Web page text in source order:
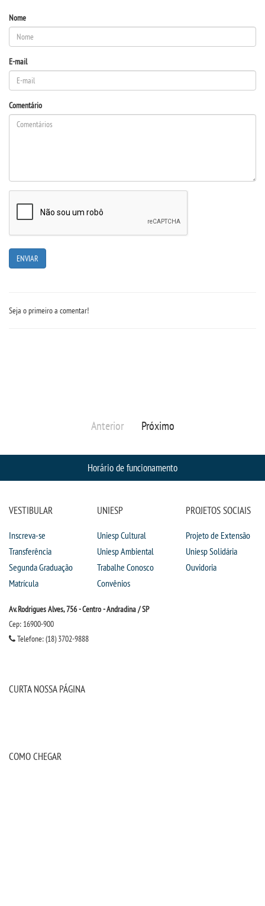
PORTAL DE PROFESSORES/ACADÊMICO
UNIESP
OUVIDORIA
Nome
E-mail
Comentário
Seja o primeiro a comentar!
Anterior Próximo
Horário de funcionamento
VESTIBULAR
Inscreva-se
Transferência
Segunda Graduação
Matrícula
UNIESP
Uniesp Cultural
Uniesp Ambiental
Trabalhe Conosco
Convênios
PROJETOS SOCIAIS
Projeto de Extensão
Uniesp Solidária
Ouvidoria
Av. Rodrigues Alves, 756 - Centro - Andradina / SP
Cep: 16900-900
Telefone: (18) 3702-9888
CURTA NOSSA PÁGINA
COMO CHEGAR